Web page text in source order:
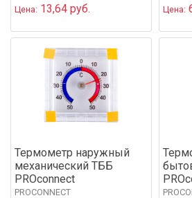
Цена: 13,64 руб.
Цена:
Термометр наружный
механический ТББ
PROconnect
PROCONNECT